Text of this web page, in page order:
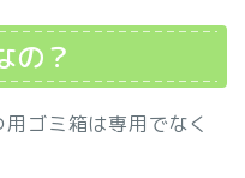
の？
ゴミ箱は専用でなく